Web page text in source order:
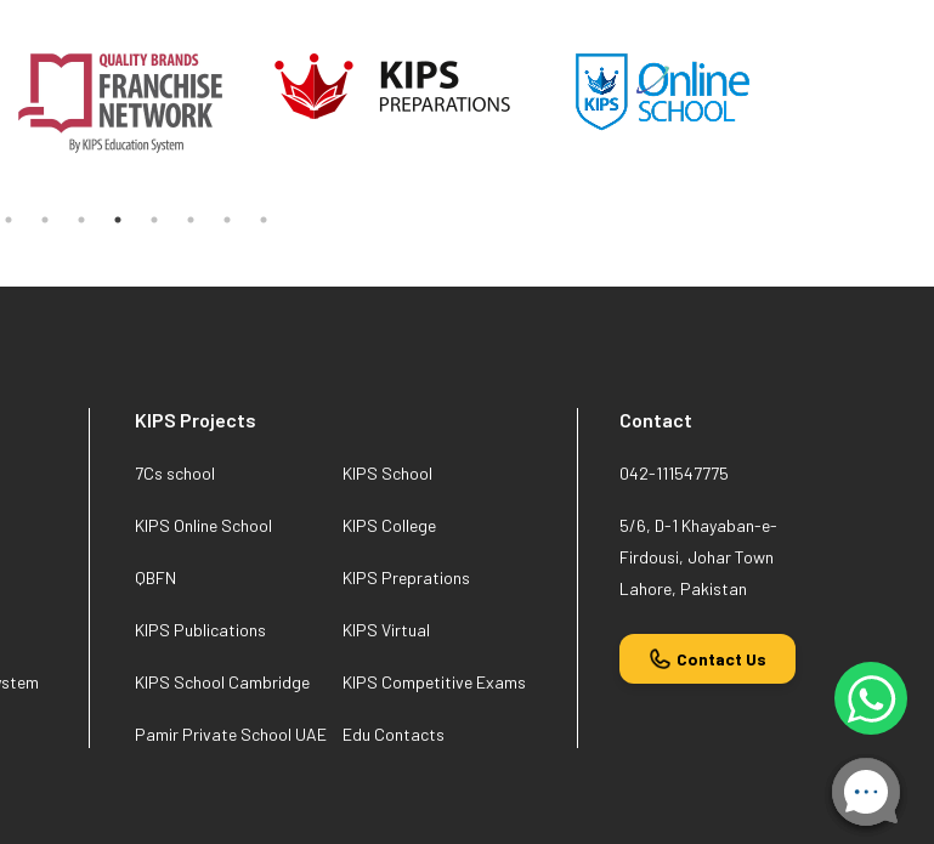
KIPS Projects
7Cs school KIPS School
KIPS Online School KIPS College
QBFN KIPS Preprations
KIPS Publications KIPS Virtual
KIPS School Cambridge KIPS Competitive Exams
Pamir Private School UAE Edu Contacts
Contact
042-111547775
5/6, D-1 Khayaban-e-
Firdousi, Johar Town
Lahore, Pakistan
Contact Us